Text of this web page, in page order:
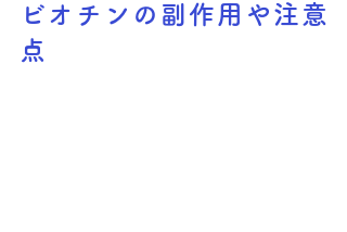
ビオチンの副作用や注意
点